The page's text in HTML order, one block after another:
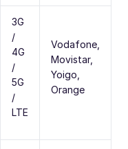
3G
/
4G
/
5G
/
LTE
Vodafone,
Movistar,
Yoigo,
Orange